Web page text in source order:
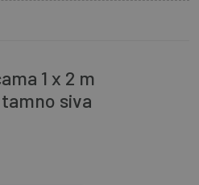
1 x 2 m
tamno siva